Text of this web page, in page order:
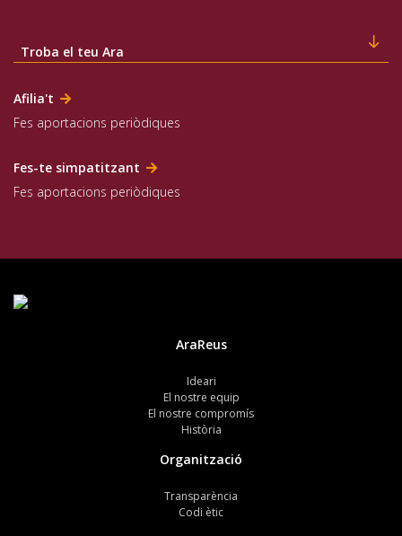
Troba el teu Ara
Afilia't
Fes aportacions periòdiques
Fes-te simpatitzant
Fes aportacions periòdiques
AraReus
Ideari
El nostre equip
El nostre compromís
Història
Organització
Transparència
Codi ètic